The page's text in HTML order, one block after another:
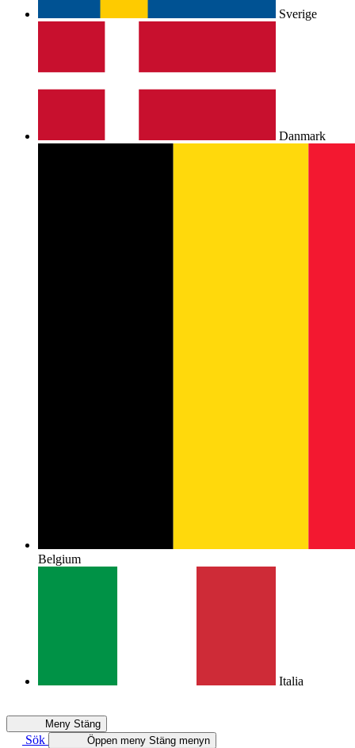
Sverige
Danmark
Belgium
Italia
Meny Stäng
Sök Öppen meny Stäng menyn